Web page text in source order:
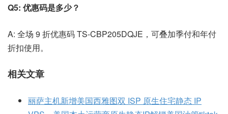
Q5: 优惠码是多少？
A: 全场 9 折优惠码 TS-CBP205DQJE，可叠加季付和年付
折扣使用。
相关文章
丽萨主机新增美国西雅图双 ISP 原生住宅静态 IP